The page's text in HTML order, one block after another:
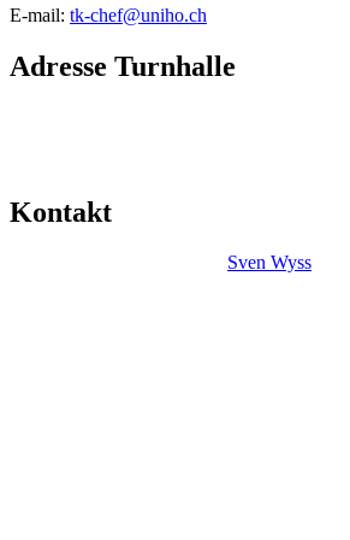
E-mail: tk-chef@uniho.ch
Adresse Turnhalle
Kontakt
Sven Wyss